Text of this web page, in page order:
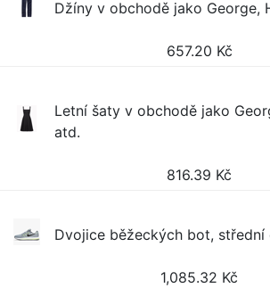
Džíny v obchodě jako George,
657.20 Kč
Letní šaty v obchodě jako
atd.
816.39 Kč
Dvojice běžeckých bot, střední
1,085.32 Kč